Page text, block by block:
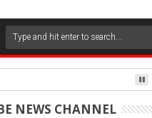
link popup that appears
NEWS CHANNEL